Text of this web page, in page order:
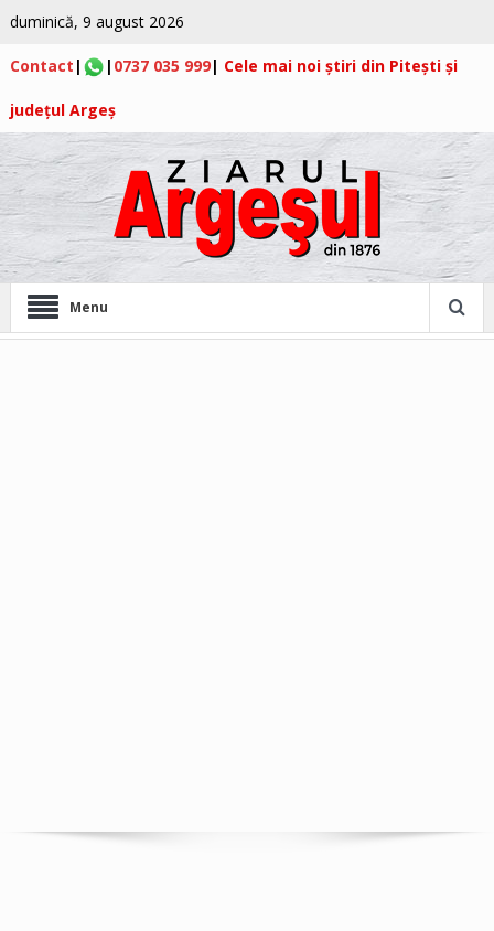
duminică, 9 august 2026
Contact | | 0737 035 999| Cele mai noi știri din Pitești și
județul Argeș
Menu